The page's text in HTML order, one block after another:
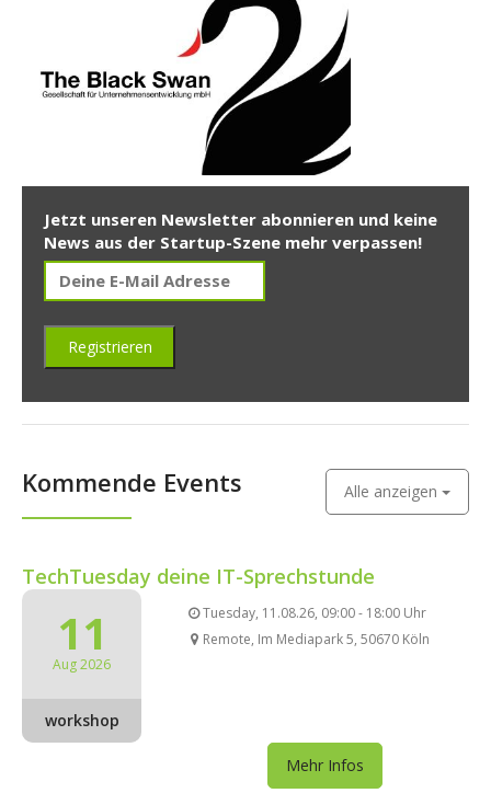
Jetzt unseren Newsletter abonnieren und keine
News aus der Startup-Szene mehr verpassen!
Kommende Events Alle anzeigen
TechTuesday deine IT-Sprechstunde
11
Aug 2026
workshop
Tuesday, 11.08.26, 09:00 - 18:00 Uhr
Remote, Im Mediapark 5, 50670 Köln
Mehr Infos